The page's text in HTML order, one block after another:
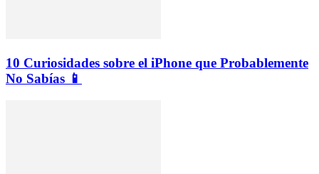
10 Curiosidades sobre el iPhone que Probablemente
No Sabías 📱